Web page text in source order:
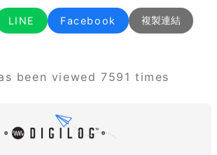
LINE Facebook 複製連結
been viewed 7591 times